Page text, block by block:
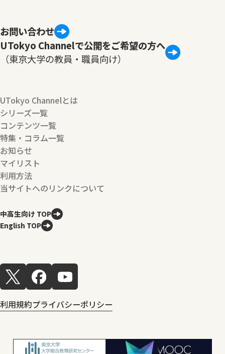
お問い合わせ
UTokyo Channelで公開をご希望の方へ
（東京大学の教員・職員向け）
UTokyo Channelとは
シリーズ一覧
コンテンツ一覧
特集・コラム一覧
お知らせ
マイリスト
利用方法
当サイトへのリンクについて
中高生向け TOP
English TOP
利用規約プライバシーポリシー